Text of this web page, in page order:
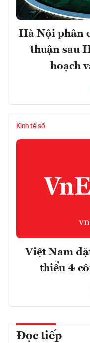
Hà Nội phân
thuận sau
hoạch
Kinh tế số
Việt Nam
thiểu 4
Đọc tiếp